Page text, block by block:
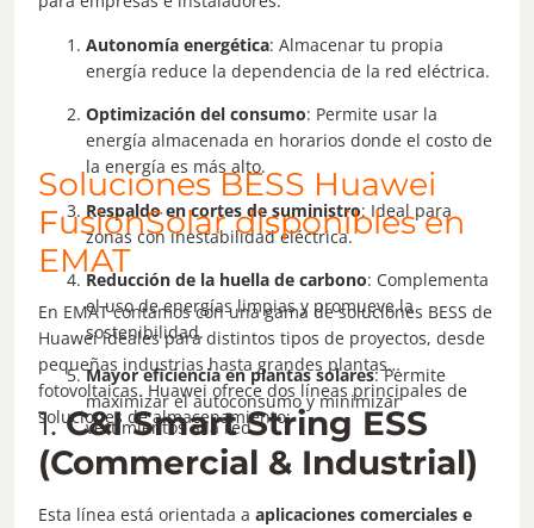
Autonomía energética: Almacenar tu propia
energía reduce la dependencia de la red eléctrica.
Optimización del consumo: Permite usar la
energía almacenada en horarios donde el costo de
la energía es más alto.
Respaldo en cortes de suministro: Ideal para
zonas con inestabilidad eléctrica.
Reducción de la huella de carbono: Complementa
el uso de energías limpias y promueve la
sostenibilidad.
Mayor eficiencia en plantas solares: Permite
maximizar el autoconsumo y minimizar
vertimientos a la red.
Soluciones BESS Huawei
FusionSolar disponibles en
EMAT
En EMAT contamos con una gama de soluciones BESS de
Huawei ideales para distintos tipos de proyectos, desde
pequeñas industrias hasta grandes plantas
fotovoltaicas. Huawei ofrece dos líneas principales de
soluciones de almacenamiento:
1.C&I Smart String ESS
(Commercial & Industrial)
Esta línea está orientada a aplicaciones comerciales e